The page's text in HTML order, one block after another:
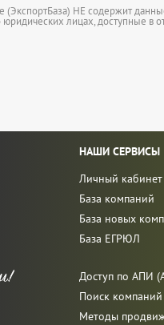
(ЭкспортБаза) НЕ содержит
лицах, доступные в
НАШИ СЕРВИСЫ
Личный кабинет
База компаний
База новых
База ЕГРЮЛ
Доступ по АПИ
Поиск
Методы